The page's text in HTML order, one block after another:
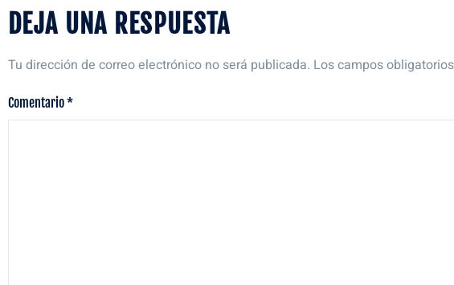
DEJA UNA RESPUESTA
Tu dirección de correo electrónico no será publicada. Los campos
Comentario*